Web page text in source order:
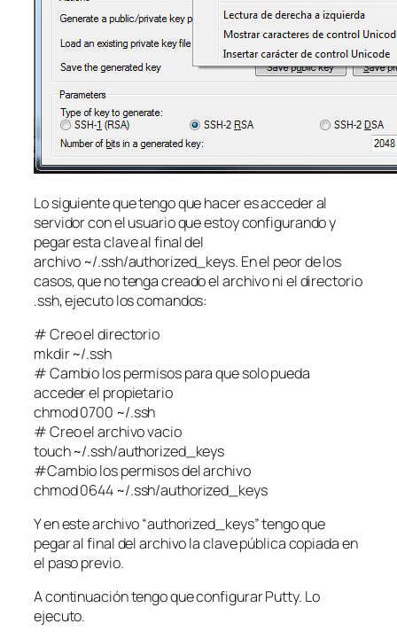
Lo siguiente que tengo que hacer es acceder al
servidor con el usuario que estoy configurando y
pegar esta clave al final del
archivo ~/.ssh/authorized_keys. En el peor de los
casos, que no tenga creado el archivo ni el directorio
.ssh, ejecuto los comandos:
# Creo el directorio
mkdir ~/.ssh
# Cambio los permisos para que solo pueda
acceder el propietario
chmod 0700 ~/.ssh
# Creo el archivo vacio
touch ~/.ssh/authorized_keys
#Cambio los permisos del archivo
chmod 0644 ~/.ssh/authorized_keys
Y en este archivo “authorized_keys” tengo que
pegar al final del archivo la clave pública copiada en
el paso previo.
A continuación tengo que configurar Putty. Lo
ejecuto.